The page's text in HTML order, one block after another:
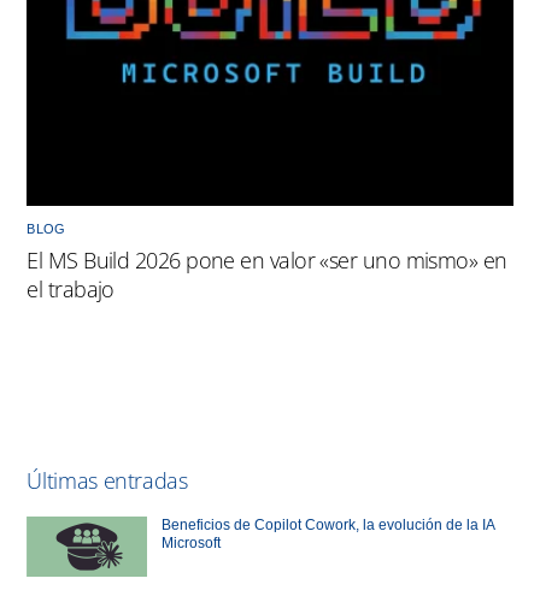
BLOG
El MS Build 2026 pone en valor «ser uno mismo» en
el trabajo
Últimas entradas
Beneficios de Copilot Cowork, la evolución de la IA
Microsoft